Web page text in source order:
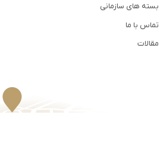
بسته های سازمانی
تماس با ما
مقالات